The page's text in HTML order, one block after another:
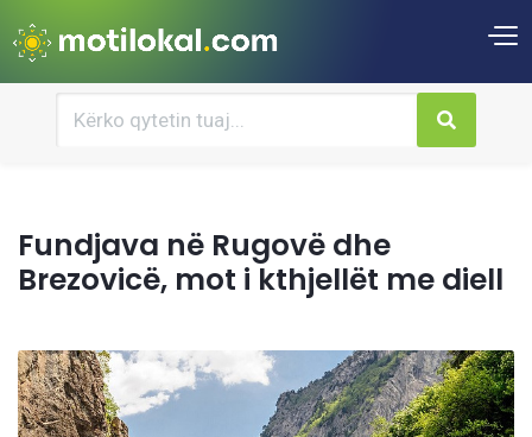
Fundjava në Rugovë dhe
Brezovicë, mot i kthjellët me diell